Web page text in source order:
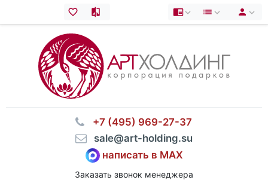
⠀+7 (495) 969-27-37
⠀sale@art-holding.su
написать в MAX
Заказать звонок менеджера